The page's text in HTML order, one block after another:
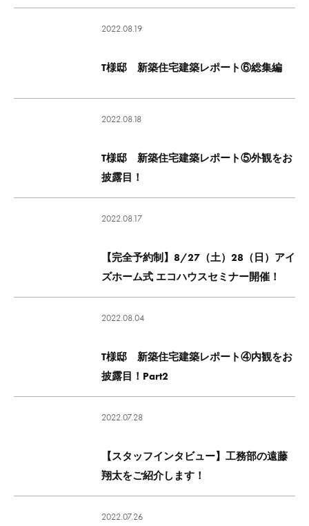
2022.08.19
T様邸 新築住宅建築レポート⑥総集編
2022.08.18
T様邸 新築住宅建築レポート⑤外観をお
披露目！
2022.08.17
【完全予約制】8/27（土）28（日）アイ
ズホーム式 エコハウスセミナー開催！
2022.08.04
T様邸 新築住宅建築レポート④内観をお
披露目！Part2
2022.07.28
【スタッフインタビュー】工務部の遠藤
翔太をご紹介します！
2022.07.26